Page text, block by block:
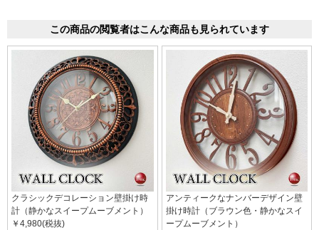
この商品の閲覧者はこんな商品も見られています
クラシックデコレーション壁掛け時
計（静かなスイープムーブメント）
￥4,980(税抜)
アンティークなナンバーデザイン壁
掛け時計（ブラウン色・静かなスイ
ープムーブメント）